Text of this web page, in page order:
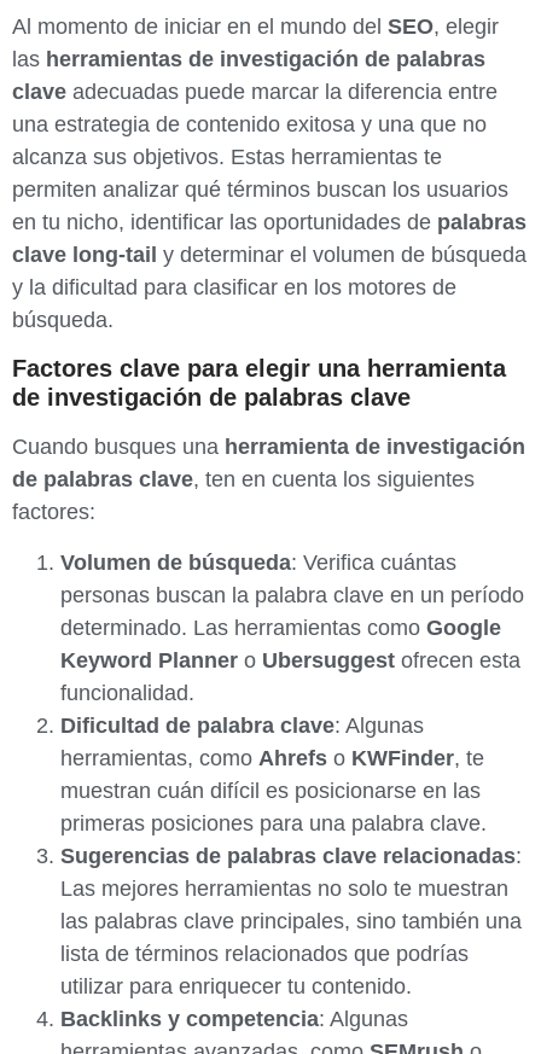
Al momento de iniciar en el mundo del SEO, elegir
las herramientas de investigación de palabras
clave adecuadas puede marcar la diferencia entre
una estrategia de contenido exitosa y una que no
alcanza sus objetivos. Estas herramientas te
permiten analizar qué términos buscan los usuarios
en tu nicho, identificar las oportunidades de palabras
clave long-tail y determinar el volumen de búsqueda
y la dificultad para clasificar en los motores de
búsqueda.
Factores clave para elegir una herramienta
de investigación de palabras clave
Cuando busques una herramienta de investigación
de palabras clave, ten en cuenta los siguientes
factores:
Volumen de búsqueda: Verifica cuántas
personas buscan la palabra clave en un período
determinado. Las herramientas como Google
Keyword Planner o Ubersuggest ofrecen esta
funcionalidad.
Dificultad de palabra clave: Algunas
herramientas, como Ahrefs o KWFinder, te
muestran cuán difícil es posicionarse en las
primeras posiciones para una palabra clave.
Sugerencias de palabras clave relacionadas:
Las mejores herramientas no solo te muestran
las palabras clave principales, sino también una
lista de términos relacionados que podrías
utilizar para enriquecer tu contenido.
Backlinks y competencia: Algunas